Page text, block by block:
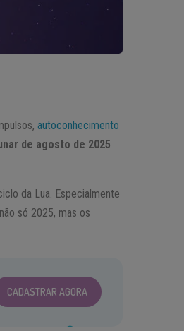
autoconhecimento
de agosto de 2025
da Lua. Especialmente
só 2025, mas os
CADASTRAR AGORA